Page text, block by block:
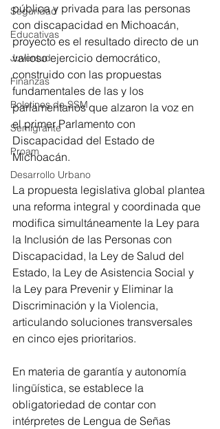
Seguridad
Educativas
Juventud
Finanzas
Boletines de SSM
Semigrante
Proam
Desarrollo Urbano
pública y privada para las personas
con discapacidad en Michoacán,
proyecto es el resultado directo de un
valioso ejercicio democrático,
construido con las propuestas
fundamentales de las y los
parlamentarios que alzaron la voz en
el primer Parlamento con
Discapacidad del Estado de
Michoacán.
La propuesta legislativa global plantea
una reforma integral y coordinada que
modifica simultáneamente la Ley para
la Inclusión de las Personas con
Discapacidad, la Ley de Salud del
Estado, la Ley de Asistencia Social y
la Ley para Prevenir y Eliminar la
Discriminación y la Violencia,
articulando soluciones transversales
en cinco ejes prioritarios.
En materia de garantía y autonomía
lingüística, se establece la
obligatoriedad de contar con
intérpretes de Lengua de Señas